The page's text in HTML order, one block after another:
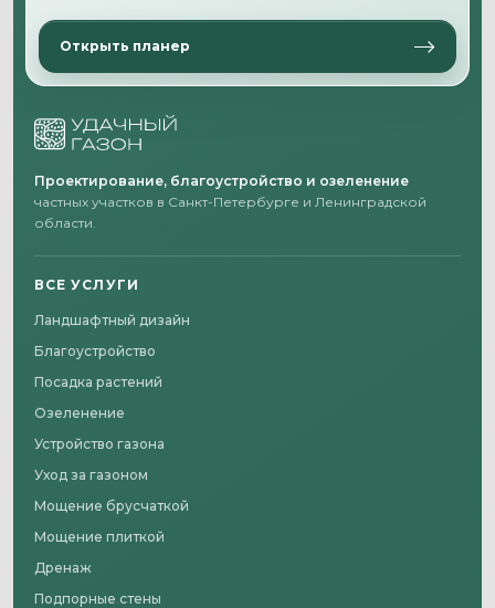
Открыть планер
Проектирование, благоустройство и озеленение
частных участков в Санкт-Петербурге и Ленинградской
области.
ВСЕ УСЛУГИ
Ландшафтный дизайн
Благоустройство
Посадка растений
Озеленение
Устройство газона
Уход за газоном
Мощение брусчаткой
Мощение плиткой
Дренаж
Подпорные стены